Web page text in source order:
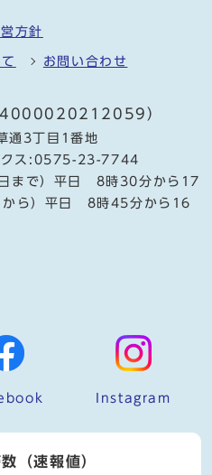
方針
お問い合わせ
4000020212059）
通3丁目1番地
クス:0575-23-7744
まで）平日 8時30分から17
から）平日 8時45分から16
Instagram
（速報値）